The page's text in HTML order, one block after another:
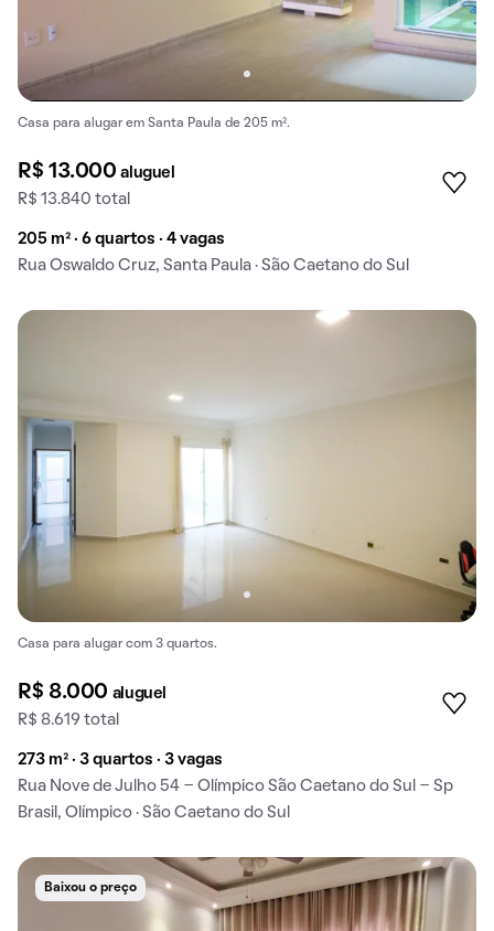
Casa para alugar em Santa Paula de 205 m².
R$ 13.000aluguel
R$ 13.840 total
205 m² · 6 quartos · 4 vagas
Rua Oswaldo Cruz, Santa Paula · São Caetano do Sul
Casa para alugar com 3 quartos.
R$ 8.000 aluguel
R$ 8.619 total
273 m² · 3 quartos · 3 vagas
Rua Nove de Julho 54 - Olímpico São Caetano do Sul - Sp
Brasil, Olímpico · São Caetano do Sul
Baixou o preço